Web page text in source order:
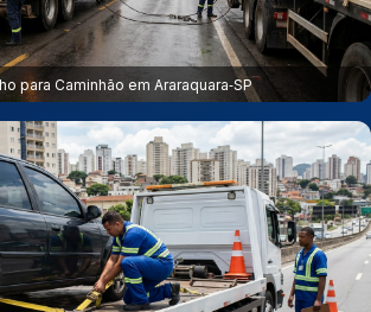
para Caminhão em Araraquara‑SP